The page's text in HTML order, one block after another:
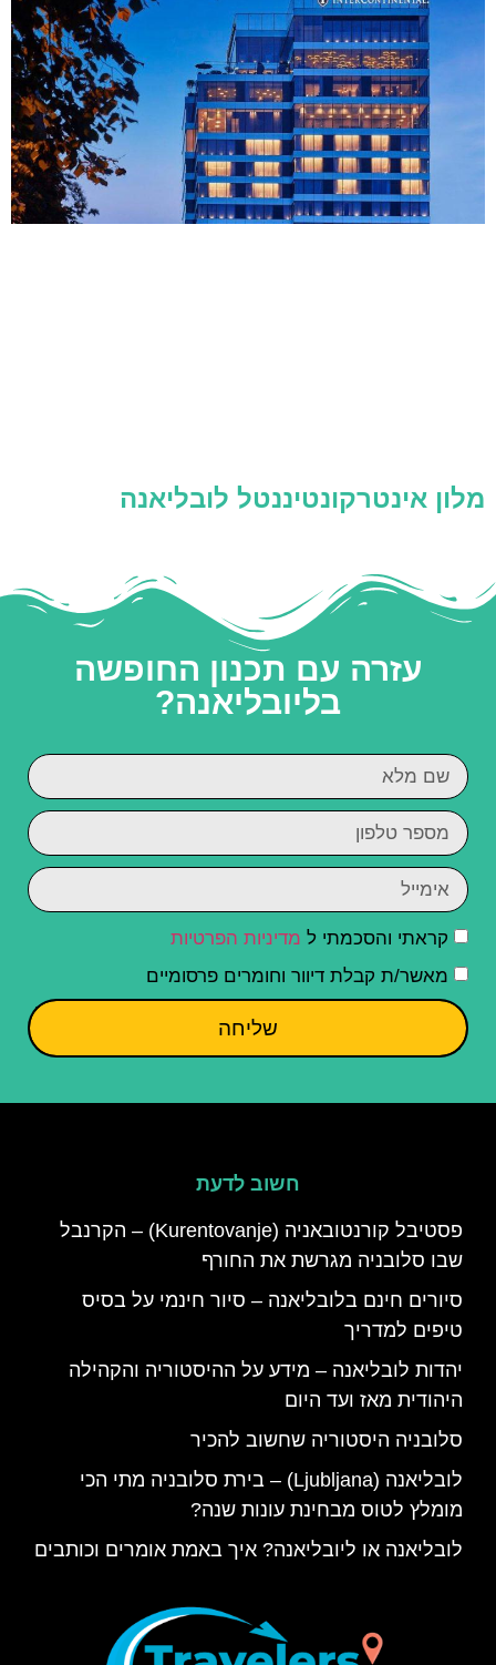
מלון אינטרקונטיננטל לובליאנה
עזרה עם תכנון החופשה
בליובליאנה?
קראתי והסכמתי ל מדיניות הפרטיות
מאשר/ת קבלת דיוור וחומרים פרסומיים
שליחה
חשוב לדעת
פסטיבל קורנטובאניה (Kurentovanje) – הקרנבל
שבו סלובניה מגרשת את החורף
סיורים חינם בלובליאנה – סיור חינמי על בסיס
טיפים למדריך
יהדות לובליאנה – מידע על ההיסטוריה והקהילה
היהודית מאז ועד היום
סלובניה היסטוריה שחשוב להכיר
לובליאנה (Ljubljana) – בירת סלובניה מתי הכי
מומלץ לטוס מבחינת עונות שנה?
לובליאנה או ליובליאנה? איך באמת אומרים וכותבים